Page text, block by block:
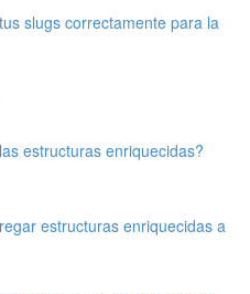
slugs correctamente para la
estructuras enriquecidas?
estructuras enriquecidas a